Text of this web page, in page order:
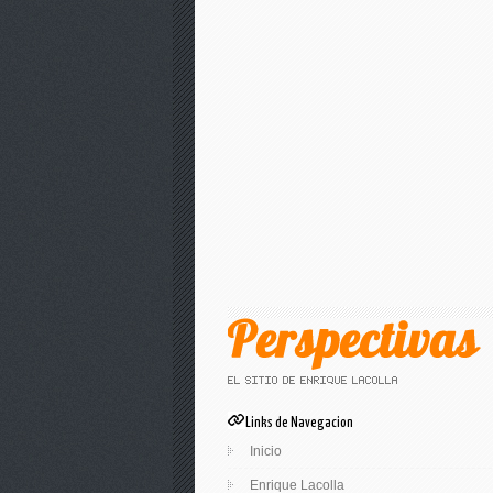
Links de Navegacion
Inicio
Enrique Lacolla